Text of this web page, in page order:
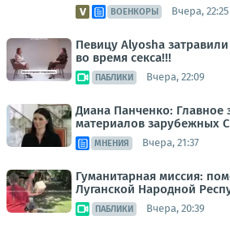
ВОЕНКОРЫ Вчера, 22:25
Певицу Alyosha
во время секса!!!
ПАБЛИКИ Вчера, 22:09
Диана Панченко: Главное
материалов зарубежных
МНЕНИЯ Вчера, 21:37
Гуманитарная миссия:
Луганской Народной
ПАБЛИКИ Вчера, 20:39